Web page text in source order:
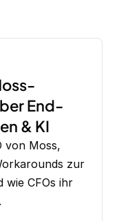
End-
& KI
von Moss,
zur
wie CFOs ihr